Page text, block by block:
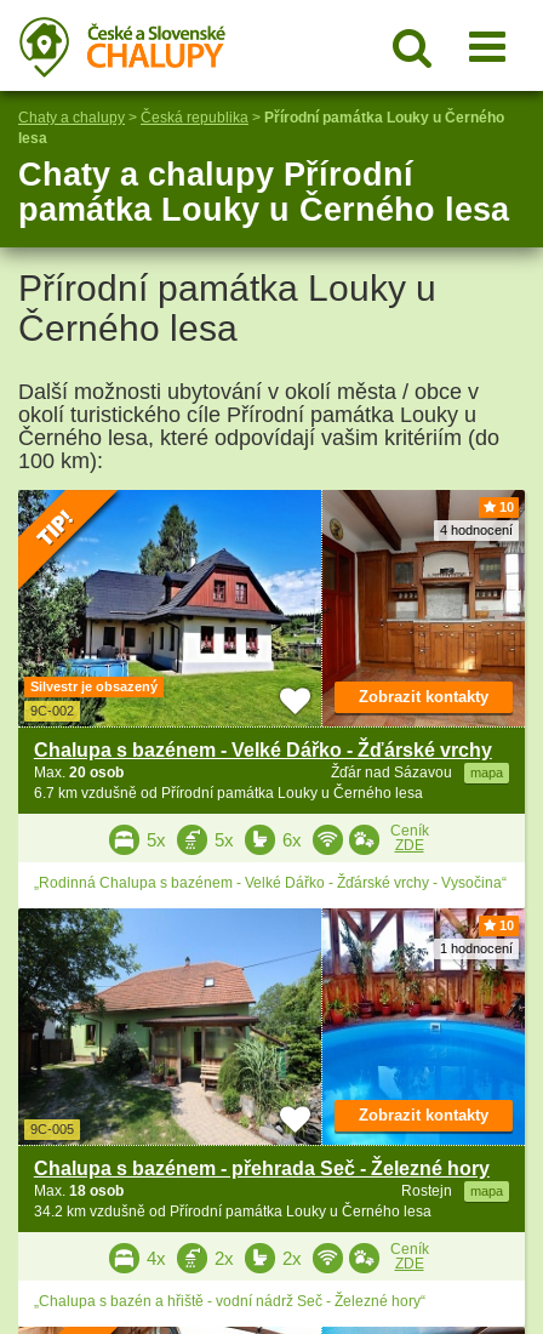
Chaty a chalupy > Česká republika > Přírodní památka Louky u Černého
lesa
Chaty a chalupy Přírodní
památka Louky u Černého lesa
Přírodní památka Louky u
Černého lesa
Další možnosti ubytování v okolí města / obce v
okolí turistického cíle Přírodní památka Louky u
Černého lesa, které odpovídají vašim kritériím (do
100 km):
10
4 hodnocení
Silvestr je obsazený
9C-002
Chalupa s bazénem - Velké Dářko - Žďárské vrchy
Žďár nad Sázavou mapa
Max. 20 osob
6.7 km vzdušně od Přírodní památka Louky u Černého lesa
Zobrazit kontakty
5x 5x 6x
Ceník
ZDE
„Rodinná Chalupa s bazénem - Velké Dářko - Žďárské vrchy - Vysočina“
10
1 hodnocení
9C-005
Chalupa s bazénem - přehrada Seč - Železné hory
Rostejn mapa
Max. 18 osob
34.2 km vzdušně od Přírodní památka Louky u Černého lesa
Zobrazit kontakty
4x 2x 2x
Ceník
ZDE
„Chalupa s bazén a hřiště - vodní nádrž Seč - Železné hory“